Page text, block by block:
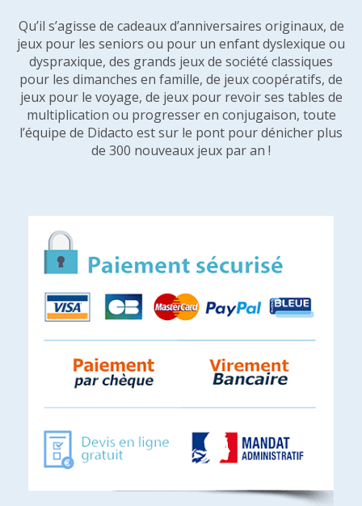
Qu’il s’agisse de cadeaux d’anniversaires originaux, de
jeux pour les seniors ou pour un enfant dyslexique ou
dyspraxique, des grands jeux de société classiques
pour les dimanches en famille, de jeux coopératifs, de
jeux pour le voyage, de jeux pour revoir ses tables de
multiplication ou progresser en conjugaison, toute
l’équipe de Didacto est sur le pont pour dénicher plus
de 300 nouveaux jeux par an !